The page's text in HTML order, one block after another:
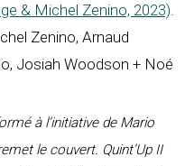
& Michel Zenino, 2023).
Zenino, Arnaud
Josiah Woodson + Noé
à l’initiative de Mario
le couvert. Quint’Up II